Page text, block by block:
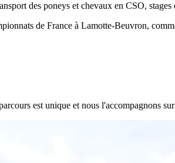
des poneys et chevaux en CSO, stages
de France à Lamotte-Beuvron,
est unique et nous l'accompagnons sur